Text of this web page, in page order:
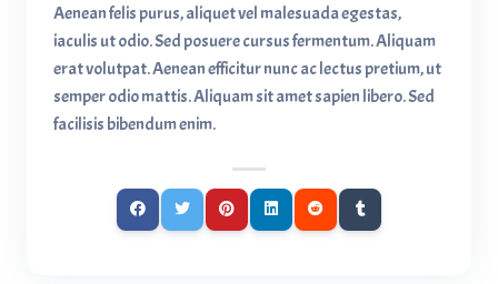
Aenean felis purus, aliquet vel malesuada egestas,
iaculis ut odio. Sed posuere cursus fermentum. Aliquam
erat volutpat. Aenean efficitur nunc ac lectus pretium, ut
semper odio mattis. Aliquam sit amet sapien libero. Sed
facilisis bibendum enim.